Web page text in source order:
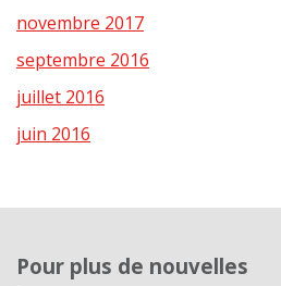
novembre 2017
septembre 2016
juillet 2016
juin 2016
Pour plus de nouvelles